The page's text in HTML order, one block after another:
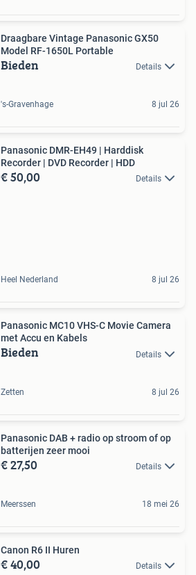
Draagbare Vintage Panasonic GX50
Model RF-1650L Portable
Bieden Details
's-Gravenhage 8 jul 26
Panasonic DMR-EH49 | Harddisk
Recorder | DVD Recorder | HDD
€ 50,00 Details
Heel Nederland 8 jul 26
Panasonic MC10 VHS-C Movie Camera
met Accu en Kabels
Bieden Details
Zetten 8 jul 26
Panasonic DAB + radio op stroom of op
batterijen zeer mooi
€ 27,50 Details
Meerssen 18 mei 26
Canon R6 II Huren
€ 40,00 Details